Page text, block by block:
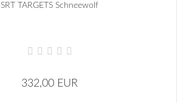
SRT TARGETS Schneewolf
332,00 EUR